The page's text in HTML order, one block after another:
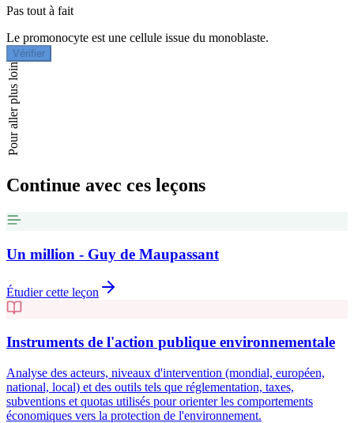
Pas tout à fait
Le promonocyte est une cellule issue du monoblaste.
Vérifier
Pour aller plus loin
Continue avec ces leçons
Un million - Guy de Maupassant
Étudier cette leçon
Instruments de l'action publique environnementale
Analyse des acteurs, niveaux d'intervention (mondial, européen,
national, local) et des outils tels que réglementation, taxes,
subventions et quotas utilisés pour orienter les comportements
économiques vers la protection de l'environnement.